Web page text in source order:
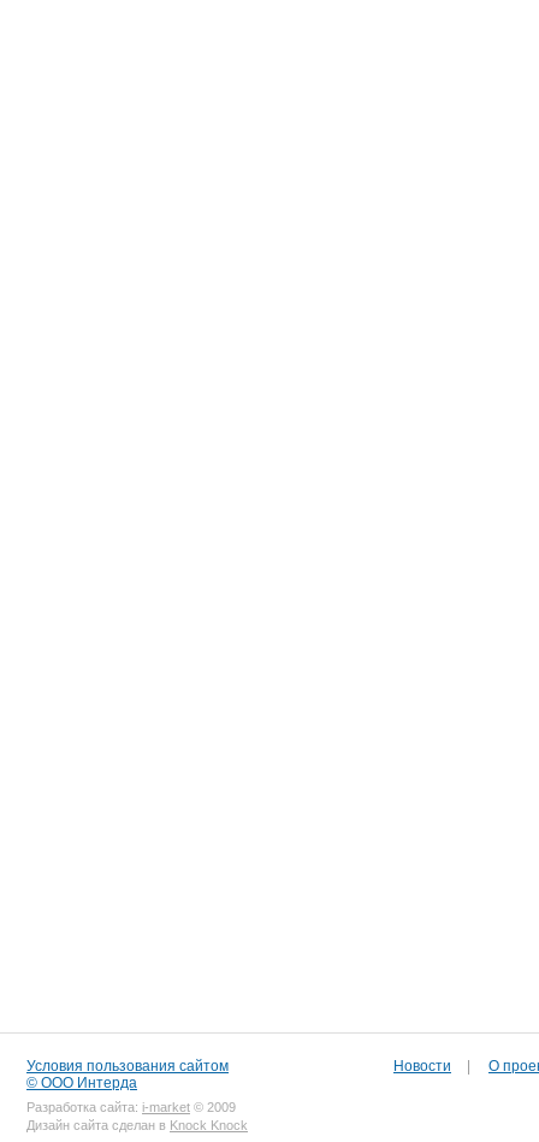
Условия пользования сайтом
© ООО Интерда
Разработка сайта: i-market © 2009
Дизайн сайта сделан в Knock Knock
Новости О